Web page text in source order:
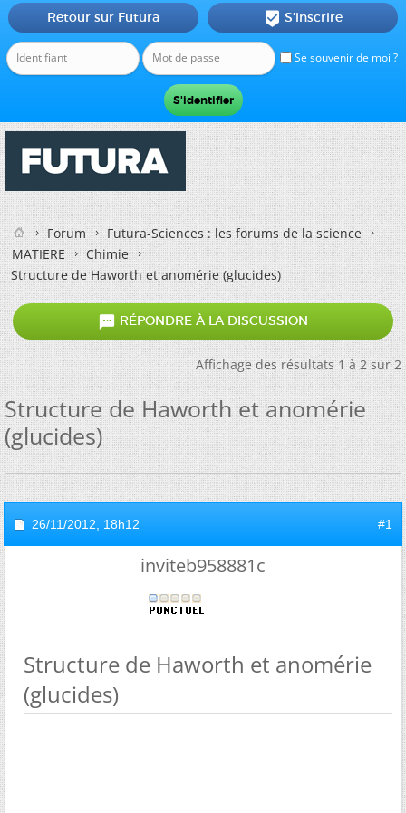
Se souvenir de moi ?
Retour sur Futura  S'inscrire
Forum
Futura-Sciences : les forums de la science
MATIERE
Chimie
Structure de Haworth et anomérie (glucides)
 RÉPONDRE À LA DISCUSSION
Affichage des résultats 1 à 2 sur 2
Structure de Haworth et anomérie
(glucides)
26/11/2012, 18h12 #1
inviteb958881c
Structure de Haworth et anomérie
(glucides)